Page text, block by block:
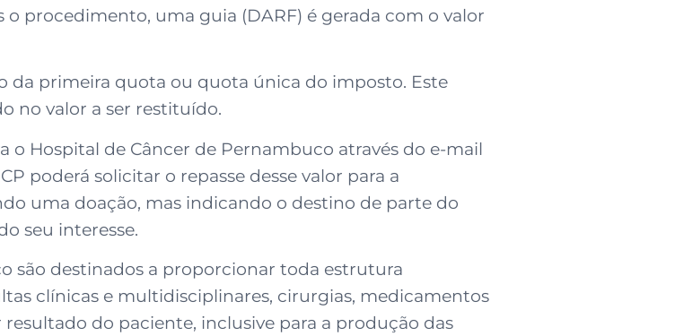
procedimento, uma guia (DARF) é gerada com o valor
da primeira quota ou quota única do imposto. Este
no valor a ser restituído.
Hospital de Câncer de Pernambuco através do e-mail
poderá solicitar o repasse desse valor para a
uma doação, mas indicando o destino de parte do
seu interesse.
são destinados a proporcionar toda estrutura
clínicas e multidisciplinares, cirurgias, medicamentos
do paciente, inclusive para a produção das